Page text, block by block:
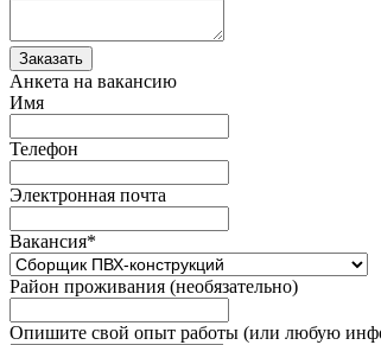
Анкета на вакансию
Имя
Телефон
Электронная почта
Вакансия*
Район проживания (необязательно)
Опишите свой опыт работы (или любую